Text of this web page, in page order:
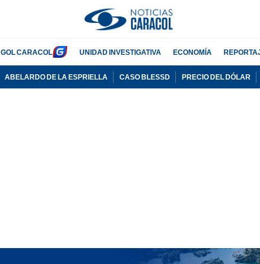
GOL CARACOL UNIDAD INVESTIGATIVA ECONOMÍA
ABELARDO DE LA ESPRIELLA CASO BLESSD PRECIO DEL DÓLAR